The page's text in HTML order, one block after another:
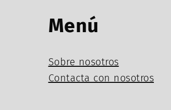
Menú
Sobre nosotros
Contacta con nosotros